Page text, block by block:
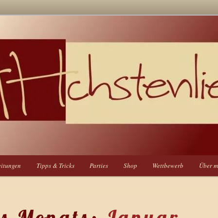
Tipps & Tricks Parties Shop Wettbewerb Über